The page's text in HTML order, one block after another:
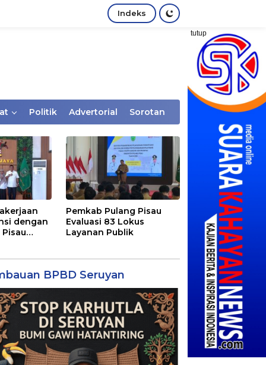
Indeks
tutup
Politik Advertorial Sorotan
dengan
Pemkab Pulang Pisau
Evaluasi 83 Lokus
Layanan Publik
BPBD Seruyan